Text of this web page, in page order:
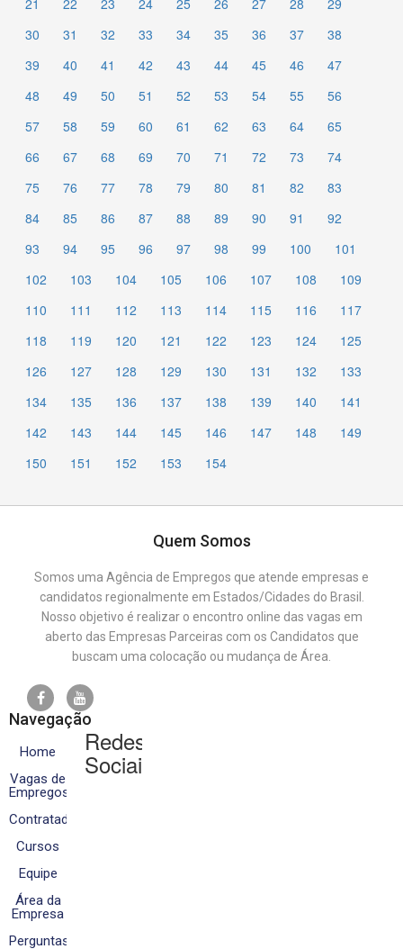
21
22 23 24 25 26 27 28
29
30
31 32 33 34 35 36 37
38
39
40 41 42 43 44 45 46
47
48
49 50 51 52 53 54 55
56
57
58 59 60 61 62 63 64
65
66
67 68 69 70 71 72 73
74
75
76 77 78 79 80 81 82
83
84
85 86 87 88 89 90 91
92
93
94 95 96 97 98 99 100
101
102
103 104 105 106 107 108
109
110
111 112 113 114 115 116
117
118
119 120 121 122 123 124
125
126
127 128 129 130 131 132
133
134
135 136 137 138 139 140
141
142
143 144 145 146 147 148
149
150
151 152 153 154
Quem Somos
Somos uma Agência de Empregos que atende empresas e
candidatos regionalmente em Estados/Cidades do Brasil.
Nosso objetivo é realizar o encontro online das vagas em
aberto das Empresas Parceiras com os Candidatos que
buscam uma colocação ou mudança de Área.
Navegação
Home
Vagas de
Empregos
Contratados
Cursos
Equipe
Área da
Empresa
Perguntas
Redes
Sociais